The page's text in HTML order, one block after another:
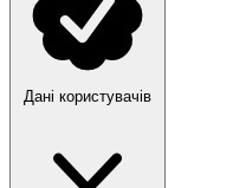
Дані користувачів